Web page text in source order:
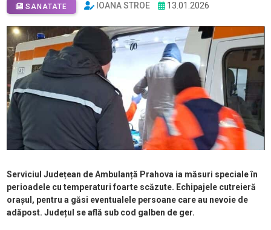
SANATATE IOANA STROE 13.01.2026
Serviciul Județean de Ambulanță Prahova ia măsuri speciale în
perioadele cu temperaturi foarte scăzute. Echipajele cutreieră
orașul, pentru a găsi eventualele persoane care au nevoie de
adăpost. Județul se află sub cod galben de ger.